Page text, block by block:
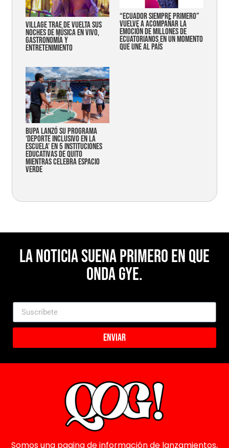
Village trae de vuelta sus
noches de música en vivo,
gastronomía y
entretenimiento
“Ecuador siempre primero”
vuelve a acompañar la
emoción de millones de
ecuatorianos en un momento
que une al país
Bupa lanzó su programa
‘Deporte Inclusivo en la
Escuela’ en 5 instituciones
educativas de Quito
mientras celebra espacio
verde
La noticia suena primero en Que
Onda Gye.
Enviar
Somos una pagina de información de lanzamientos,